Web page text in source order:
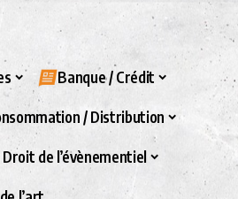
Banque / Crédit
/ Distribution
de l’évènementiel